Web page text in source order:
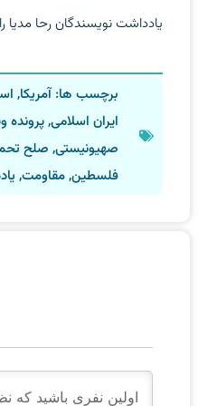
یادداشت نویسندگان رحا مدیا
برچسب ها: آمریکا,
ایران اسلامی,پرونده
صهیونیستی, صلح
فلسطین,مقاومت,